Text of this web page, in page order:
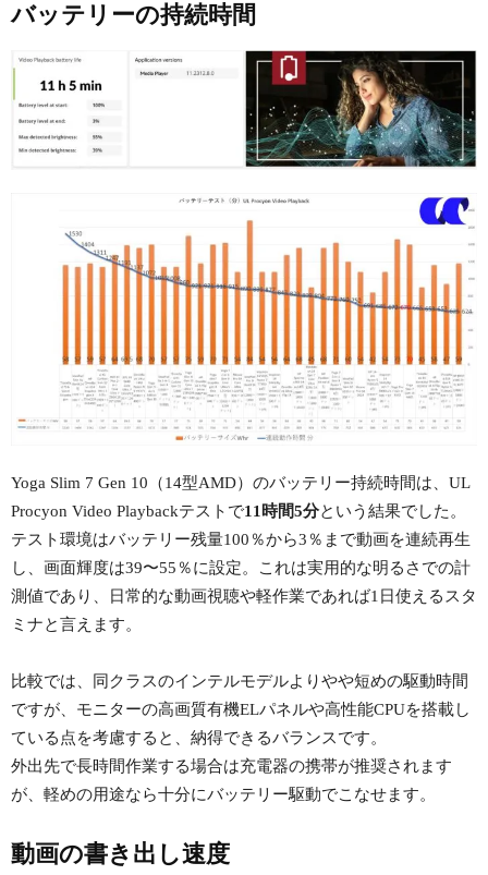
バッテリーの持続時間
Yoga Slim 7 Gen 10（14型AMD）のバッテリー持続時間は、UL
Procyon Video Playbackテストで11時間5分という結果でした。
テスト環境はバッテリー残量100％から3％まで動画を連続再生
し、画面輝度は39〜55％に設定。これは実用的な明るさでの計
測値であり、日常的な動画視聴や軽作業であれば1日使えるスタ
ミナと言えます。
比較では、同クラスのインテルモデルよりやや短めの駆動時間
ですが、モニターの高画質有機ELパネルや高性能CPUを搭載し
ている点を考慮すると、納得できるバランスです。
外出先で長時間作業する場合は充電器の携帯が推奨されます
が、軽めの用途なら十分にバッテリー駆動でこなせます。
動画の書き出し速度